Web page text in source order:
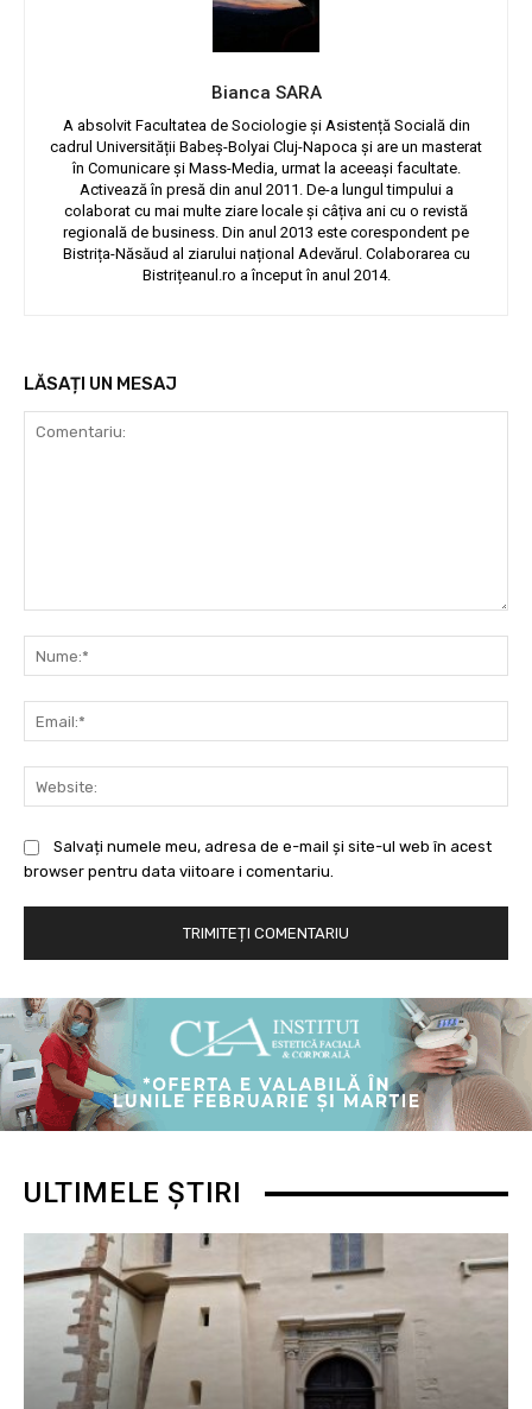
Bianca SARA
A absolvit Facultatea de Sociologie și Asistență Socială din
cadrul Universității Babeș-Bolyai Cluj-Napoca și are un masterat
în Comunicare și Mass-Media, urmat la aceeași facultate.
Activează în presă din anul 2011. De-a lungul timpului a
colaborat cu mai multe ziare locale și câțiva ani cu o revistă
regională de business. Din anul 2013 este corespondent pe
Bistrița-Năsăud al ziarului național Adevărul. Colaborarea cu
Bistrițeanul.ro a început în anul 2014.
LĂSAȚI UN MESAJ
Salvați numele meu, adresa de e-mail și site-ul web în acest
browser pentru data viitoare i comentariu.
ULTIMELE ȘTIRI